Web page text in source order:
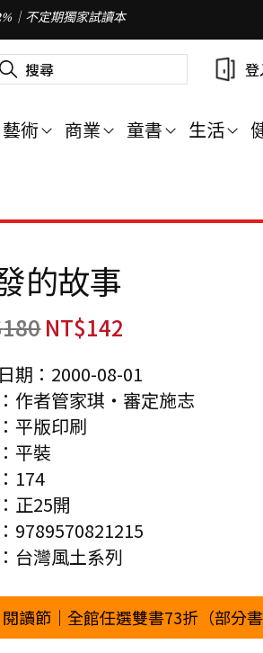
｜不定期獨家試讀本
登
藝術 商業 童書 生活
的故事
180NT$142
期：2000-08-01
作者管家琪‧審定施志
平版印刷
平裝
174
正25開
9789570821215
台灣風土系列
讀節｜全館任選雙書73折（部分書